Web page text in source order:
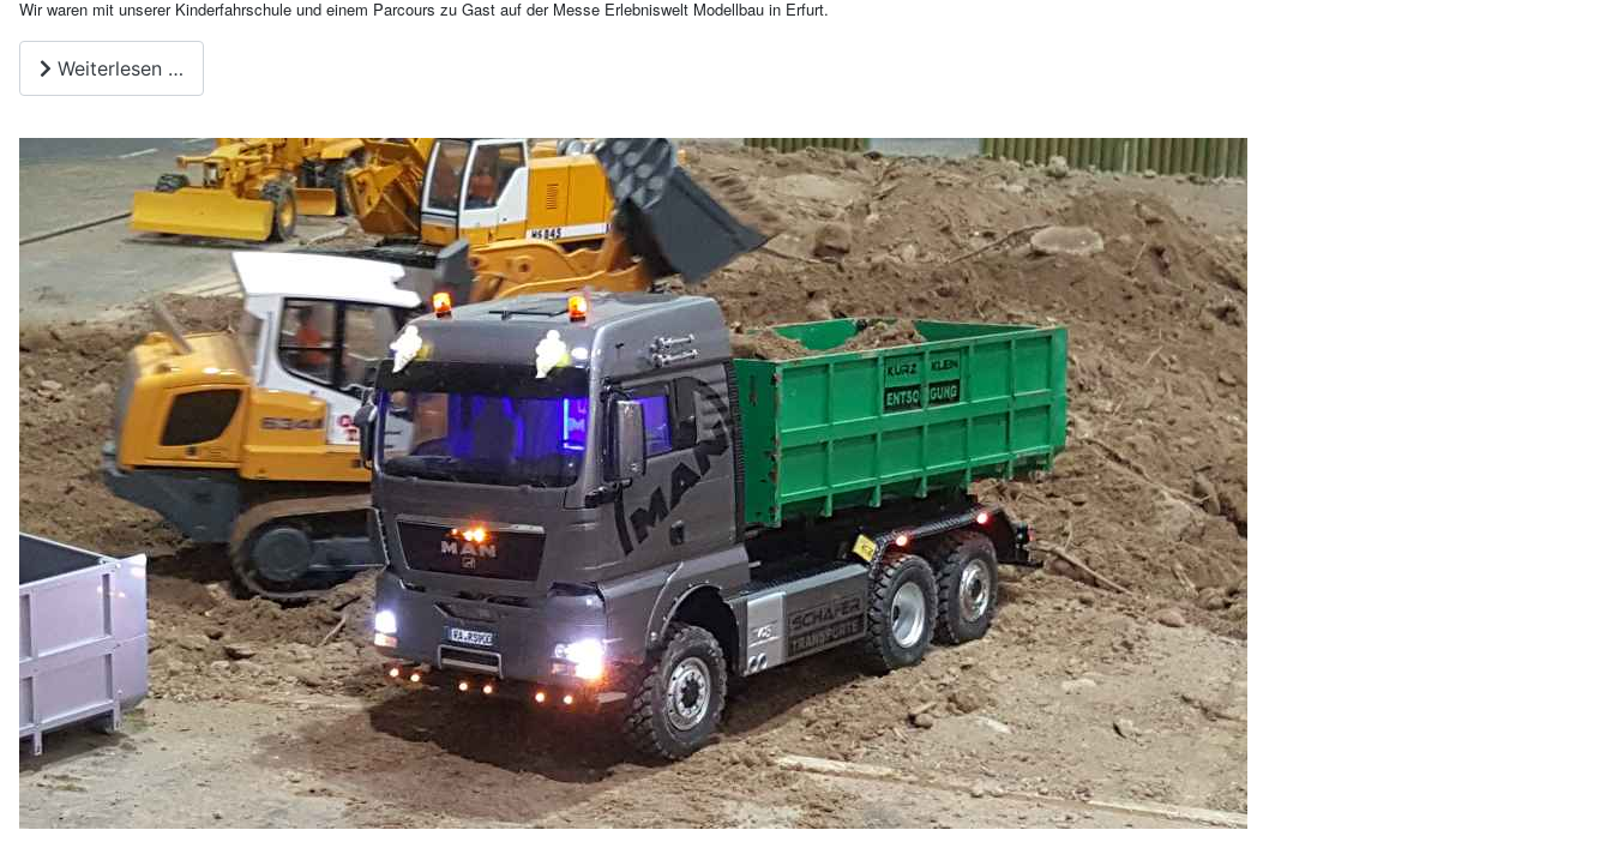
Wir waren mit unserer Kinderfahrschule und einem Parcours zu Gast auf der Messe Erlebniswelt Modellbau in Erfurt.
Weiterlesen …